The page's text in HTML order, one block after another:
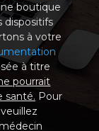
boutique
dispositifs
à votre
à titre
pourrait
santé. Pour